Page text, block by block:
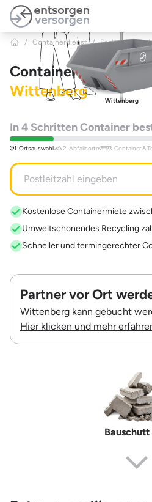
Zum Hauptinhalt springen
/ Containerdienst / Sachsen-
Containerdienst
Wittenberg
Wittenberg
In 4 Schritten Container
1. Ortsauswahl 2. Abfallsorte 3. Container &
Kostenlose Containermiete
Umweltschonendes Recycling
Schneller und termingerechter
Partner vor Ort
Wittenberg kann gebucht
Hier klicken und mehr
Bauschutt